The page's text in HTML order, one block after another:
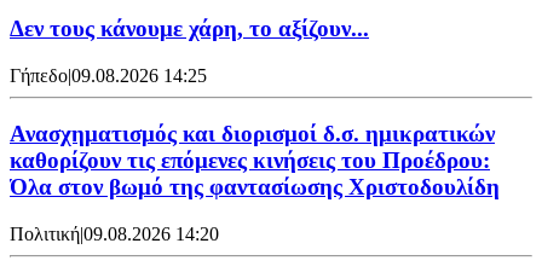
Δεν τους κάνουμε χάρη, το αξίζουν...
Γήπεδο|09.08.2026 14:25
Ανασχηματισμός και διορισμοί δ.σ. ημικρατικών
καθορίζουν τις επόμενες κινήσεις του Προέδρου:
Όλα στον βωμό της φαντασίωσης Χριστοδουλίδη
Πολιτική|09.08.2026 14:20